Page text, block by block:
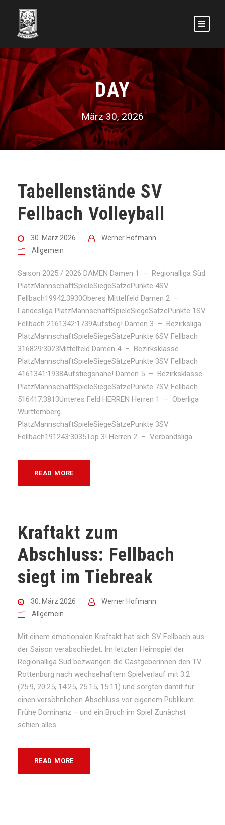
DAY
März 30, 2026
Tabellenstände SV
Fellbach Volleyball
30. März 2026
Werner Hofmann
Allgemein
Saison 2025 / 2026 DAMEN Damen 1 – Regionalliga Süd
PlatzMannschaftSpieleSiegeSätzePunkte 4SV
Fellbach19942:3930Oberes Mittelfeld Damen 2 –
Landesliga PlatzMannschaftSpieleSiegeSätzePunkte 1SV
Fellbach 2161342:1739Aufstieg! Damen 3 – Bezirksliga
PlatzMannschaftSpieleSiegeSätzePunkte 6SV Fellbach
316829:3023Mittelfeld Damen 4 – Bezirksklasse
PlatzMannschaftSpieleSiegeSätzePunkte 3SV Fellbach
4161341:1938Aufstiegsnähe! Damen 5 – Bezirksklasse
PlatzMannschaftSpieleSiegeSätzePunkte 7SV Fellbach
516417:3813Unteres Feld HERREN Herren 1 – Oberliga
Württemberg
PlatzMannschaftSpieleSiegeSätzePunkte 3SV
Fellbach191243:3035Top 3! Herren 2 – Verbandsliga...
READ MORE
Kraftakt zum
Abschluss: Fellbach
siegt im Tiebreak
30. März 2026
Werner Hofmann
Allgemein
Mit einem emotionalen Kraftakt hat sich SV Fellbach aus
der Saison verabschiedet. Im letzten Heimspiel der
Regionalliga Süd bezwangen die Gastgeberinnen den TV
Rottenburg nach wechselhaftem Spielverlauf mit 3:2
(25:9, 20:25, 14:25, 25:15, 15:11) und sorgten damit für
einen versöhnlichen Abschluss vor eigenem Publikum.
Frühe Dominanz – und ein Bruch im Spiel Zunächst
schien alles...
READ MORE